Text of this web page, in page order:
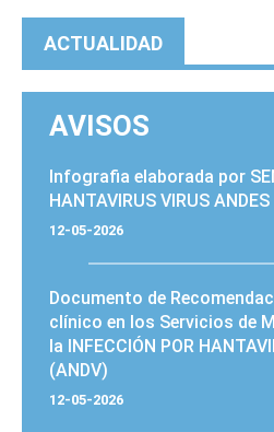
ACTUALIDAD
AVISOS
Infografia elaborada por
HANTAVIRUS VIRUS
12-05-2026
Documento de
clínico en los Servicios de
la INFECCIÓN POR
(ANDV)
12-05-2026
PÁGINAS